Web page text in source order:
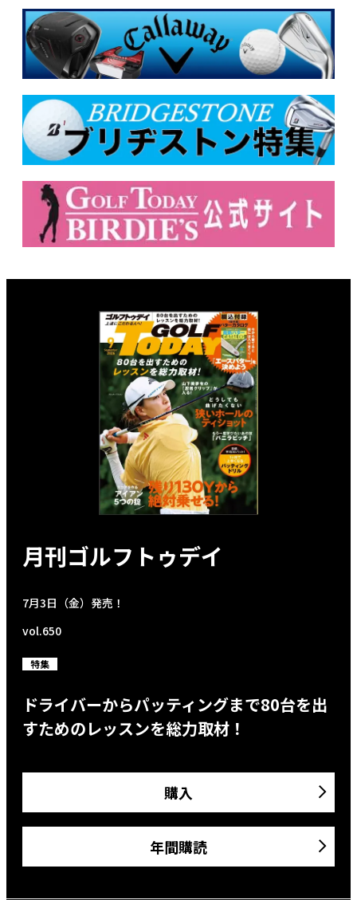
月刊ゴルフトゥデイ
7月3日（金）発売！
vol.650
特集
ドライバーからパッティングまで80台を出
すためのレッスンを総力取材！
購入
年間購読